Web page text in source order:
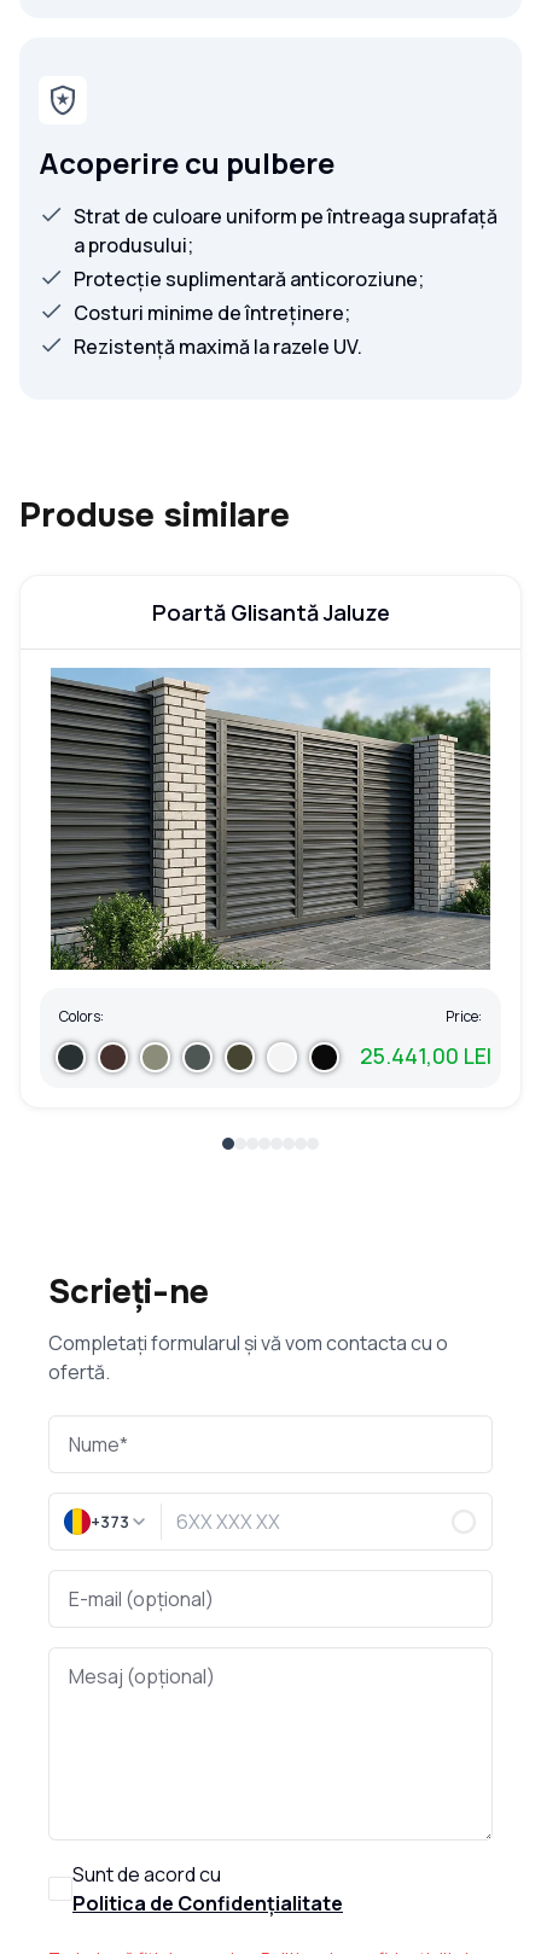
Acoperire cu pulbere
Strat de culoare uniform pe întreaga suprafață
a produsului;
Protecție suplimentară anticoroziune;
Costuri minime de întreținere;
Rezistență maximă la razele UV.
Produse similare
Poartă Glisantă Jaluze
Colors: Price:
25.441,00 LEI
Scrieți-ne
Completați formularul și vă vom contacta cu o
ofertă.
+373
Sunt de acord cu
Politica de Confidențialitate